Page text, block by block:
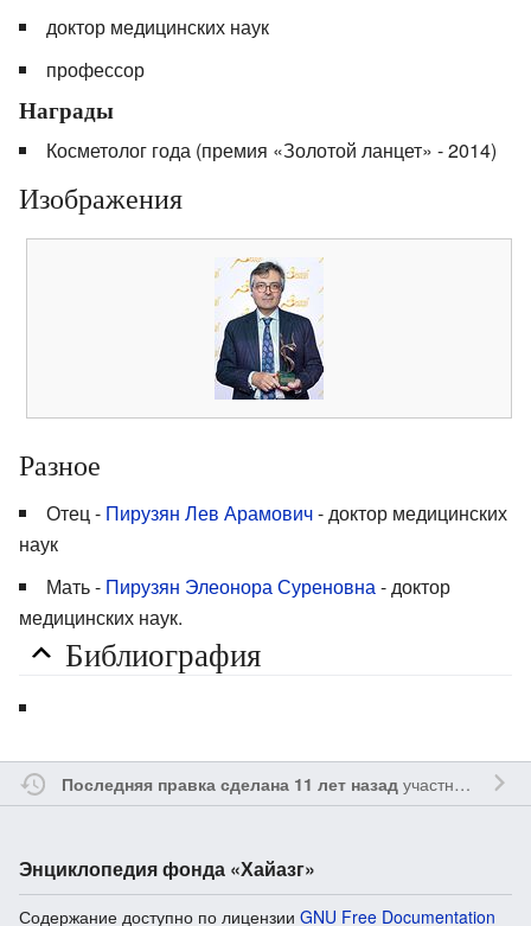
доктор медицинских наук
профессор
Награды
Косметолог года (премия «Золотой ланцет» - 2014)
Изображения
Разное
Отец - Пирузян Лев Арамович- доктор медицинских
наук
Мать - Пирузян Элеонора Суреновна- доктор
медицинских наук.
Библиография
Последняя правка сделана 11 лет назадучастником
Энциклопедия фонда «Хайазг»
Содержание доступно по лицензии GNU Free Documentation